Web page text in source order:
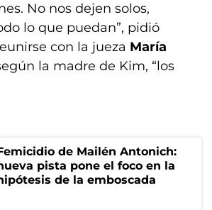
No nos dejen solos,
lo que puedan”, pidió
con la jueza María
la madre de Kim, “los
de Mailén Antonich:
pista pone el foco en la
de la emboscada